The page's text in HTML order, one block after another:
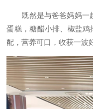
既然是与爸爸妈妈一
蛋糕，糖醋小排、椒盐
配，营养可口，收获一波